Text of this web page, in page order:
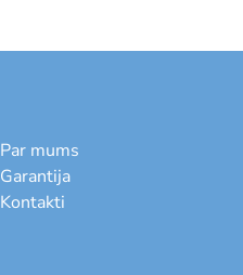
Par mums
Garantija
Kontakti